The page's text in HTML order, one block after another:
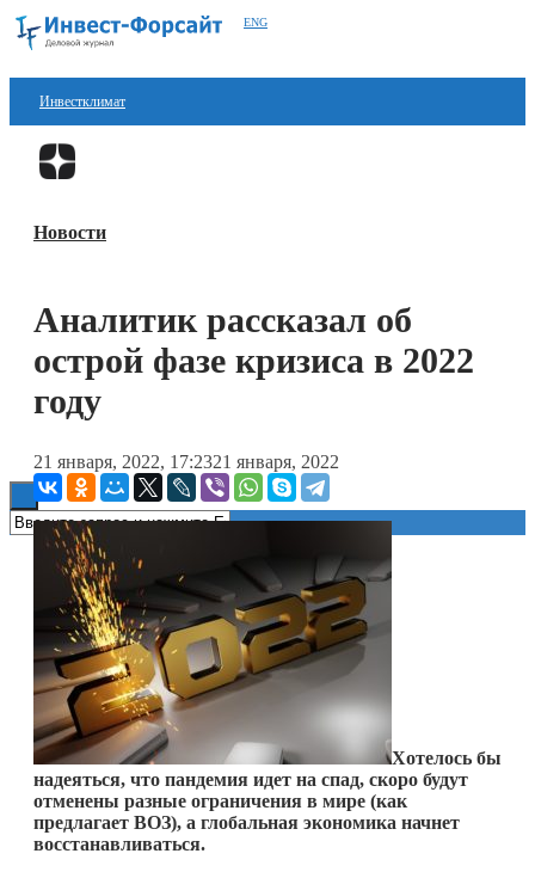
ENG
Инвестклимат
Финансы
Блокчейн
Новости
Аналитик рассказал об
острой фазе кризиса в 2022
году
21 января, 2022, 17:2321 января, 2022
Хотелось бы
надеяться, что пандемия идет на спад, скоро будут
отменены разные ограничения в мире (как
предлагает ВОЗ), а глобальная экономика начнет
восстанавливаться.